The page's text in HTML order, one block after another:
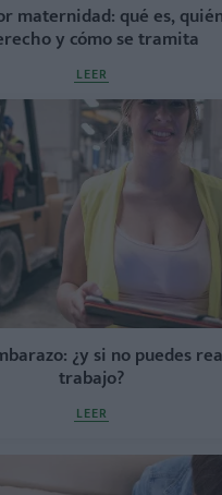
maternidad: qué es,
y cómo se tramita
LEER
¿y si no puedes
trabajo?
LEER